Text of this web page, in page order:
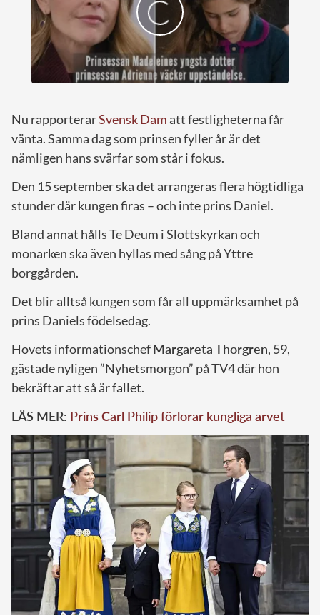
Nu rapporterarSvensk Dam att festligheterna får
vänta. Samma dag som prinsen fyller år är det
nämligen hans svärfar som står i fokus.
Den 15 september ska det arrangeras flera högtidliga
stunder där kungen firas – och inte prins Daniel.
Bland annat hålls Te Deum i Slottskyrkan och
monarken ska även hyllas med sång på Yttre
borggården.
Det blir alltså kungen som får all uppmärksamhet på
prins Daniels födelsedag.
Hovets informationschefMargareta Thorgren, 59,
gästade nyligen ”Nyhetsmorgon” på TV4 där hon
bekräftar att så är fallet.
LÄS MER: Prins Carl Philip förlorar kungliga arvet